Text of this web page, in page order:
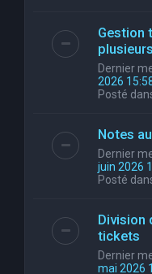
Gestion
Dernier
2026
Posté
Notes
Dernier
juin 2026
Posté
Division
tickets
Dernier
mai 2026